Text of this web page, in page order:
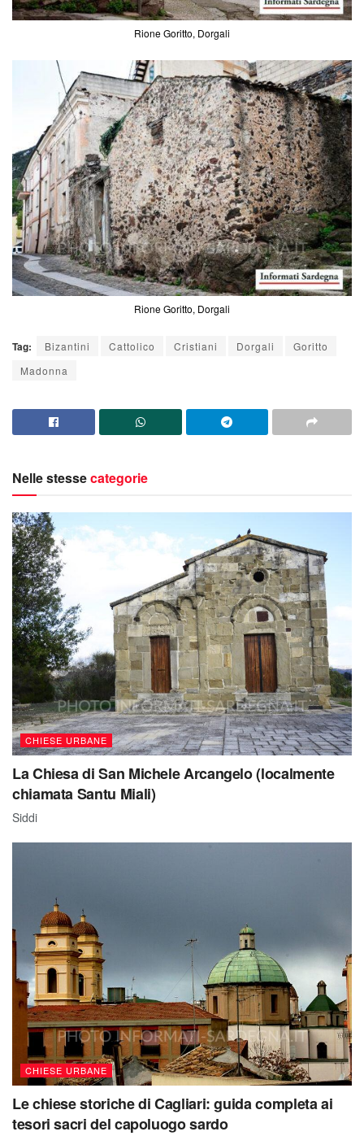
Rione Goritto, Dorgali
Rione Goritto, Dorgali
Tag: Bizantini Cattolico Cristiani Dorgali
Goritto
Madonna
Nelle stessecategorie
CHIESE URBANE
La Chiesa di San Michele Arcangelo (localmente
chiamata Santu Miali)
Siddi
CHIESE URBANE
Le chiese storiche di Cagliari: guida completa ai
tesori sacri del capoluogo sardo